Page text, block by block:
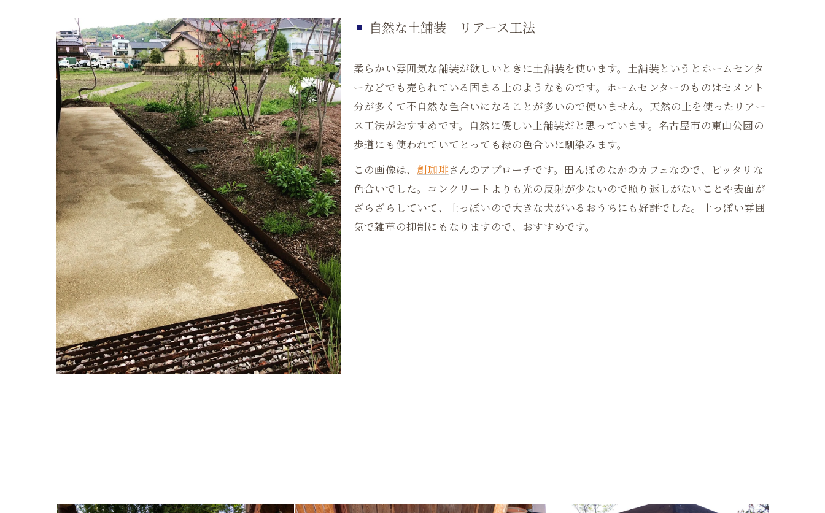
自然な土舗装 リアース工法
柔らかい雰囲気な舗装が欲しいときに土舗装を使います。土舗装というとホームセンタ
ーなどでも売られている固まる土のようなものです。ホームセンターのものはセメント
分が多くて不自然な色合いになることが多いので使いません。天然の土を使ったリアー
ス工法がおすすめです。自然に優しい土舗装だと思っています。名古屋市の東山公園の
歩道にも使われていてとっても緑の色合いに馴染みます。
この画像は、創珈琲さんのアプローチです。田んぼのなかのカフェなので、ピッタリな
色合いでした。コンクリートよりも光の反射が少ないので照り返しがないことや表面が
ざらざらしていて、土っぽいので大きな犬がいるおうちにも好評でした。土っぽい雰囲
気で雑草の抑制にもなりますので、おすすめです。